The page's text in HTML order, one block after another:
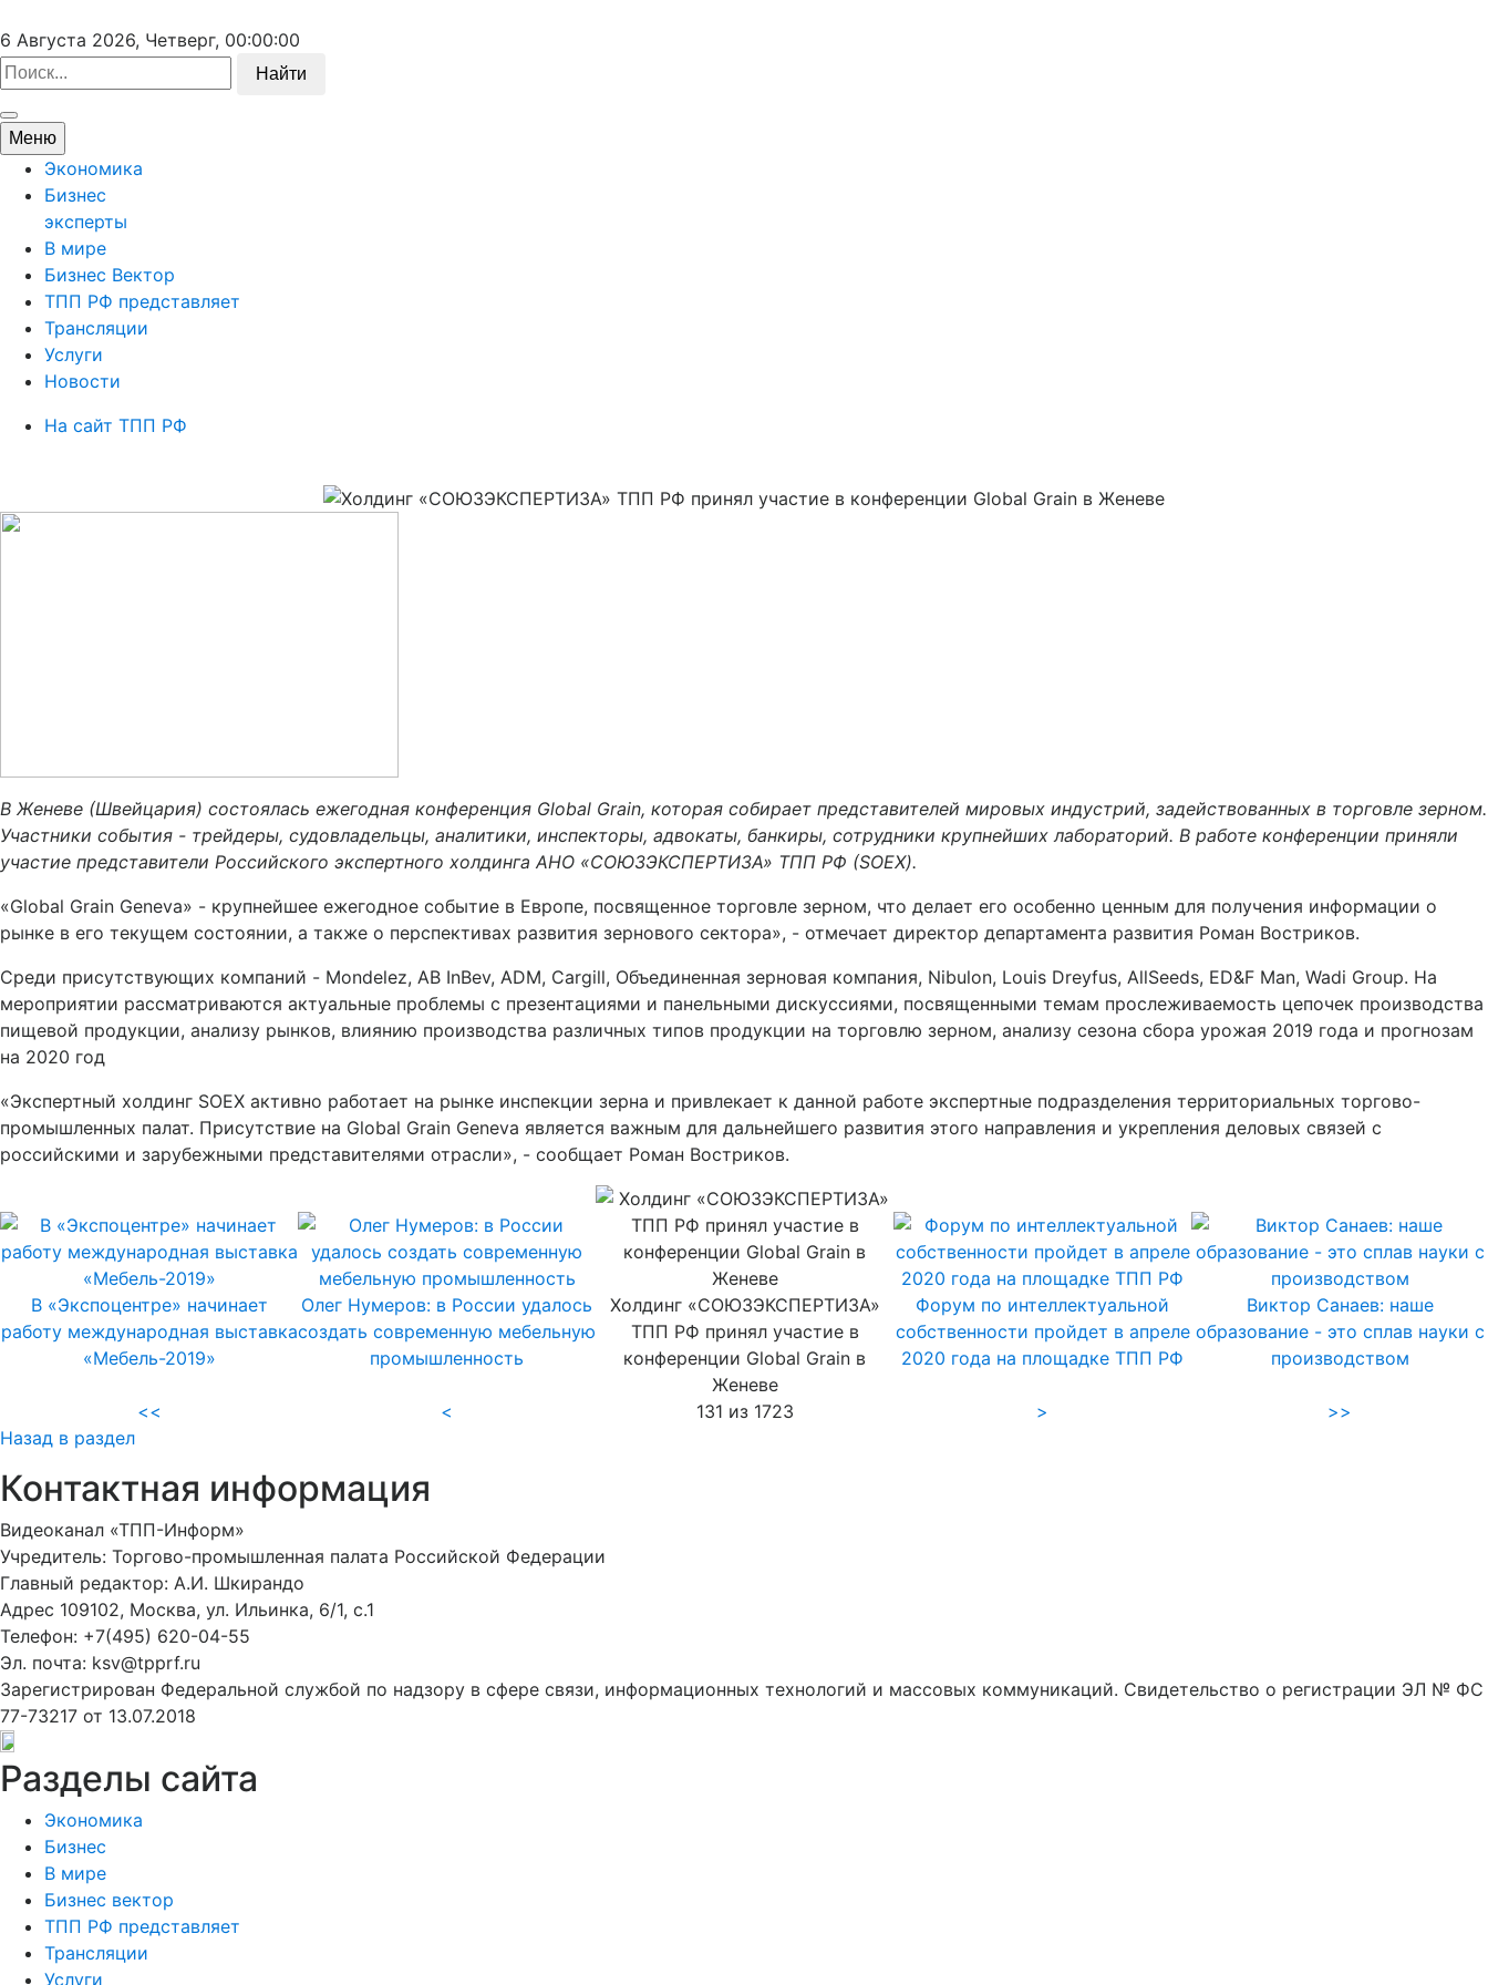
6 Августа 2026, Четверг, 00:00:00
Найти
Меню
Экономика
Бизнес
эксперты
В мире
Бизнес Вектор
ТПП РФ представляет
Трансляции
Услуги
Новости
На сайт ТПП РФ
В Женеве (Швейцария) состоялась ежегодная конференция Global Grain, которая собирает представителей мировых индустрий, задействованных в торговле зерном.
Участники события - трейдеры, судовладельцы, аналитики, инспекторы, адвокаты, банкиры, сотрудники крупнейших лабораторий. В работе конференции приняли
участие представители Российского экспертного холдинга АНО «СОЮЗЭКСПЕРТИЗА» ТПП РФ (SOEX).
«Global Grain Geneva» - крупнейшее ежегодное событие в Европе, посвященное торговле зерном, что делает его особенно ценным для получения информации о
рынке в его текущем состоянии, а также о перспективах развития зернового сектора», - отмечает директор департамента развития Роман Востриков.
Среди присутствующих компаний - Mondelez, AB InBev, ADM, Cargill, Объединенная зерновая компания, Nibulon, Louis Dreyfus, AllSeeds, ED&F Man, Wadi Group. На
мероприятии рассматриваются актуальные проблемы с презентациями и панельными дискуссиями, посвященными темам прослеживаемость цепочек производства
пищевой продукции, анализу рынков, влиянию производства различных типов продукции на торговлю зерном, анализу сезона сбора урожая 2019 года и прогнозам
на 2020 год
«Экспертный холдинг SOEX активно работает на рынке инспекции зерна и привлекает к данной работе экспертные подразделения территориальных торгово-
промышленных палат. Присутствие на Global Grain Geneva является важным для дальнейшего развития этого направления и укрепления деловых связей с
российскими и зарубежными представителями отрасли», - сообщает Роман Востриков.
В «Экспоцентре» начинает
работу международная выставка
«Мебель-2019»
Олег Нумеров: в России удалось
создать современную мебельную
промышленность
Холдинг «СОЮЗЭКСПЕРТИЗА»
ТПП РФ принял участие в
конференции Global Grain в
Женеве
Форум по интеллектуальной
собственности пройдет в апреле
2020 года на площадке ТПП РФ
Виктор Санаев: наше
образование - это сплав науки с
производством
<< < 131 из 1723 >
>>
Назад в раздел
Контактная информация
Видеоканал «ТПП-Информ»
Учредитель: Торгово-промышленная палата Российской Федерации
Главный редактор: А.И. Шкирандо
Адрес 109102, Москва, ул. Ильинка, 6/1, c.1
Телефон: +7(495) 620-04-55
Эл. почта: ksv@tpprf.ru
Зарегистрирован Федеральной службой по надзору в сфере связи, информационных технологий и массовых коммуникаций. Свидетельство о регистрации ЭЛ № ФС
77-73217 от 13.07.2018
Разделы сайта
Экономика
Бизнес
В мире
Бизнес вектор
ТПП РФ представляет
Трансляции
Услуги